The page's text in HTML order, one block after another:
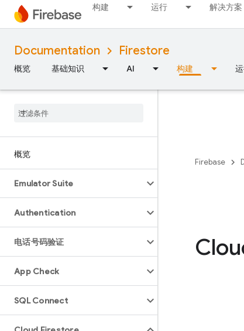
构建 运行 解决方案
Documentation Firestore
概览 基础知识 AI 构建
概览
Emulator Suite
Authentication
电话号码验证
App Check
SQL Connect
Firebase